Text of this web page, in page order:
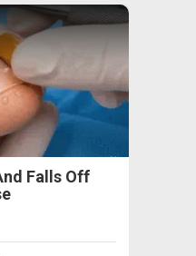
Falls Off